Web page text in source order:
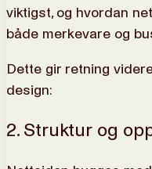
viktigst, og hvordan
både merkevare og
Dette gir retning
design:
2. Struktur og